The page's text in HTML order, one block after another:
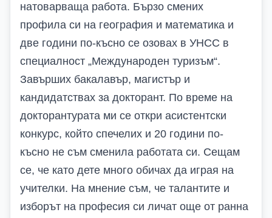
натоварваща работа. Бързо смених
профила си на география и математика и
две години по-късно се озовах в УНСС в
специалност „Международен туризъм“.
Завърших бакалавър, магистър и
кандидатствах за докторант. По време на
докторантурата ми се откри асистентски
конкурс, който спечелих и 20 години по-
късно не съм сменила работата си. Сещам
се, че като дете много обичах да играя на
учителки. На мнение съм, че талантите и
изборът на професия си личат още от ранна